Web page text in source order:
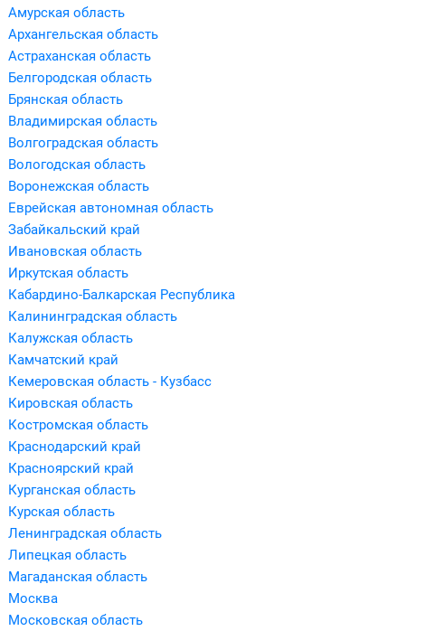
Амурская область
Архангельская область
Астраханская область
Белгородская область
Брянская область
Владимирская область
Волгоградская область
Вологодская область
Воронежская область
Еврейская автономная область
Забайкальский край
Ивановская область
Иркутская область
Кабардино-Балкарская Республика
Калининградская область
Калужская область
Камчатский край
Кемеровская область - Кузбасс
Кировская область
Костромская область
Краснодарский край
Красноярский край
Курганская область
Курская область
Ленинградская область
Липецкая область
Магаданская область
Москва
Московская область